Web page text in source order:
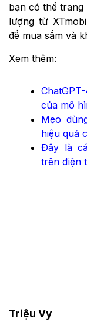
bạn có thể trang
lượng từ
để mua sắm và
Xem thêm:
của mô
Mẹo
hiệu quả
Đây là
trên điện
Triệu Vy